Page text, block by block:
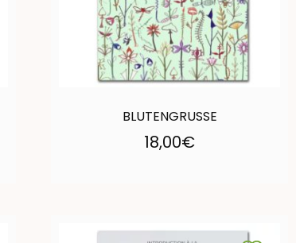
BLUTENGRUSSE
18,00€